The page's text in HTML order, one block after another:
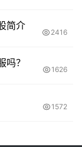
简介
2416
？
1626
1572